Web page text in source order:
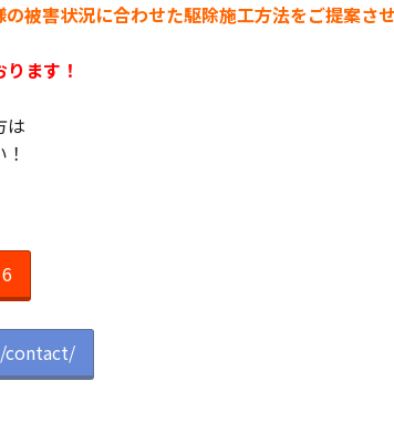
被害状況に合わせた駆除施工方法をご提案さ
ます！
は
contact/